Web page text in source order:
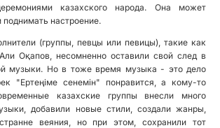
казахского народа. Она может
поднимать настроение.
(группы, певцы или певицы), такие как
Оқапов, несомненно оставили свой след в
музыки. Но в тоже время музыка - это дело
"Ертеңіме сенемін" понравится, а кому-то
казахские группы внесли много
добавили новые стили, создали жанры,
веяния, но при этом, сохранили тот